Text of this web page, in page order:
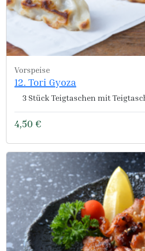
Vorspeise
12. Tori Gyoza
3 Stück Teigtaschen mit
4,50 €